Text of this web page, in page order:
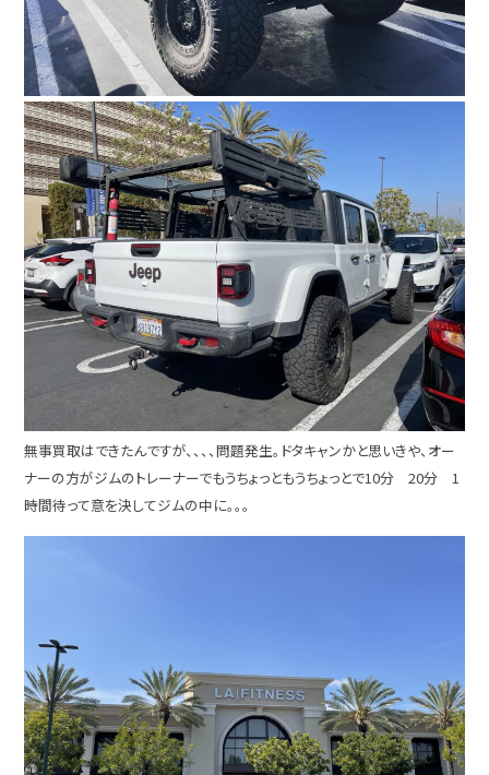
無事買取はできたんですが、、、、問題発生。ドタキャンかと思いきや、オー
ナーの方がジムのトレーナーでもうちょっともうちょっとで10分 20分 1
時間待って意を決してジムの中に。。。